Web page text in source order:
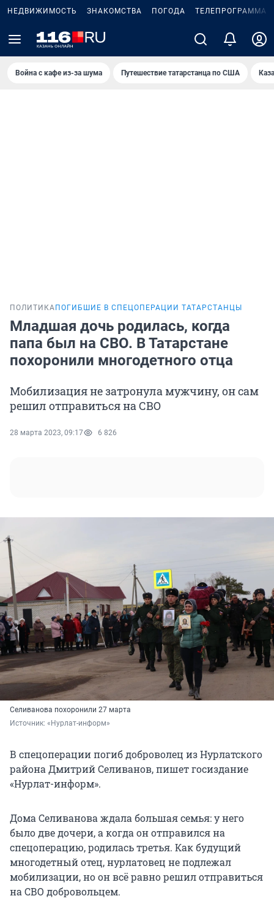
НЕДВИЖИМОСТЬ ЗНАКОМСТВА ПОГОДА ТЕЛЕПРОГРАММА
Война с кафе из-за шума Путешествие татарстанца по США
ПОЛИТИКА ПОГИБШИЕ В СПЕЦОПЕРАЦИИ ТАТАРСТАНЦЫ
Младшая дочь родилась, когда
папа был на СВО. В Татарстане
похоронили многодетного отца
Мобилизация не затронула мужчину, он сам
решил отправиться на СВО
28 марта 2023, 09:17 6 826
Селиванова похоронили 27 марта
Источник: «Нурлат-информ»
В спецоперации погиб доброволец из Нурлатского
района Дмитрий Селиванов, пишет госиздание
«Нурлат-информ».
Дома Селиванова ждала большая семья: у него
было две дочери, а когда он отправился на
спецоперацию, родилась третья. Как будущий
многодетный отец, нурлатовец не подлежал
мобилизации, но он всё равно решил отправиться
на СВО добровольцем.